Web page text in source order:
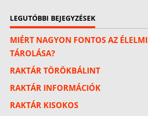
LEGUTÓBBI BEJEGYZÉSEK
MIÉRT NAGYON FONTOS AZ
TÁROLÁSA?
RAKTÁR TÖRÖKBÁLINT
RAKTÁR INFORMÁCIÓK
RAKTÁR KISOKOS